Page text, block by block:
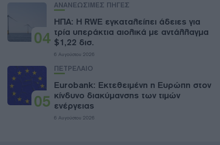
04
ΑΝΑΝΕΩΣΙΜΕΣ ΠΗΓΕΣ
ΗΠΑ: Η RWE εγκαταλείπει άδειες για
τρία υπεράκτια αιολικά με αντάλλαγμα
$1,22 δισ.
6 Αυγούστου 2026
05
ΠΕΤΡΕΛΑΙΟ
Eurobank: Εκτεθειμένη η Ευρώπη στον
κίνδυνο διακύμανσης των τιμών
ενέργειας
6 Αυγούστου 2026